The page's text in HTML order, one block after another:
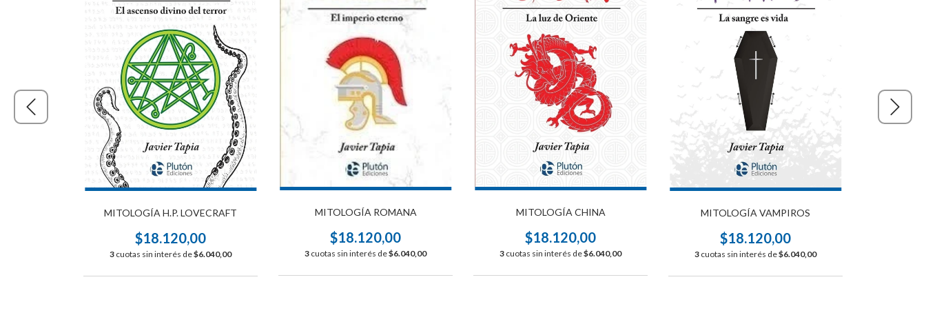
MITOLOGÍA H.P. LOVECRAFT
$18.120,00
3 cuotas sin interés de$6.040,00
MITOLOGÍA ROMANA
$18.120,00
3 cuotas sin interés de$6.040,00
MITOLOGÍA CHINA
$18.120,00
3 cuotas sin interés de$6.040,00
MITOLOGÍA VAMPIROS
$18.120,00
3 cuotas sin interés de$6.040,00